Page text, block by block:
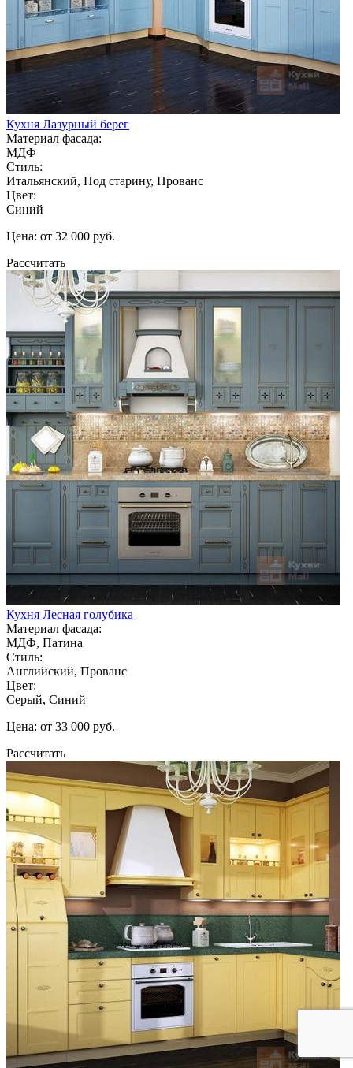
Кухня Лазурный берег
Материал фасада:
МДФ
Стиль:
Итальянский, Под старину, Прованс
Цвет:
Синий
Цена: от 32 000 руб.
Рассчитать
Кухня Лесная голубика
Материал фасада:
МДФ, Патина
Стиль:
Английский, Прованс
Цвет:
Серый, Синий
Цена: от 33 000 руб.
Рассчитать